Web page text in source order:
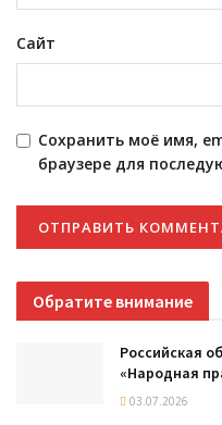
Сайт
Сохранить моё имя,
браузере для
Обратите внимание
Российская
«Народная
03.07.2026